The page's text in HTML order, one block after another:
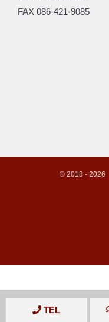
FAX 086-421-9085
©️ 2018 - 2026
TEL